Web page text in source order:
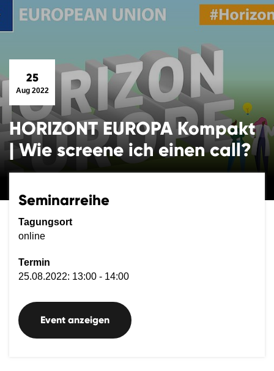
25
Aug 2022
HORIZONT EUROPA Kompakt
| Wie screene ich einen call?
Seminarreihe
Tagungsort
online
Termin
25.08.2022: 13:00 - 14:00
Event anzeigen